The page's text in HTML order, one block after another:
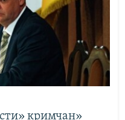
кримчан»